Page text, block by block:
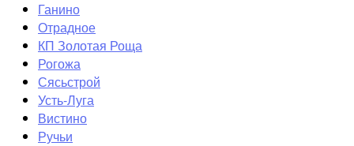
Ганино
Отрадное
КП Золотая Роща
Рогожа
Сясьстрой
Усть-Луга
Вистино
Ручьи